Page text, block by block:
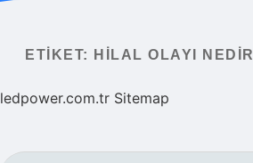
Yasal Uyarı
Hakkımızda
ETIKET: HILAL OLAYI NEDIR
ledpower.com.tr Sitemap